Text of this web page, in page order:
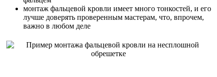
монтаж фальцевой кровли имеет много тонкостей, и его
лучше доверять проверенным мастерам, что, впрочем,
важно в любом деле